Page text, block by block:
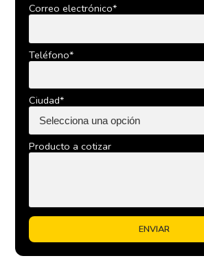
Correo electrónico*
Teléfono*
Ciudad*
Producto a cotizar